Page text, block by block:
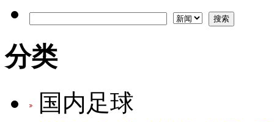
分类
国内足球